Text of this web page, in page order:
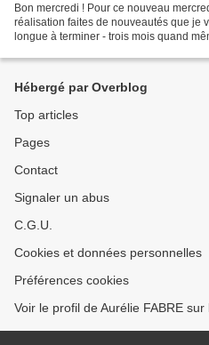
Bon mercredi ! Pour ce nouveau
réalisation faites de nouveautés que je
longue à terminer - trois mois quand
Hébergé par Overblog
Top articles
Pages
Contact
Signaler un abus
C.G.U.
Cookies et données personnelles
Préférences cookies
Voir le profil de Aurélie FABRE